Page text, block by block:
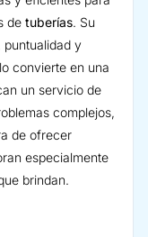
de tuberías. Su
, puntualidad y
convierte en una
un servicio de
complejos,
de ofrecer
especialmente
brindan.